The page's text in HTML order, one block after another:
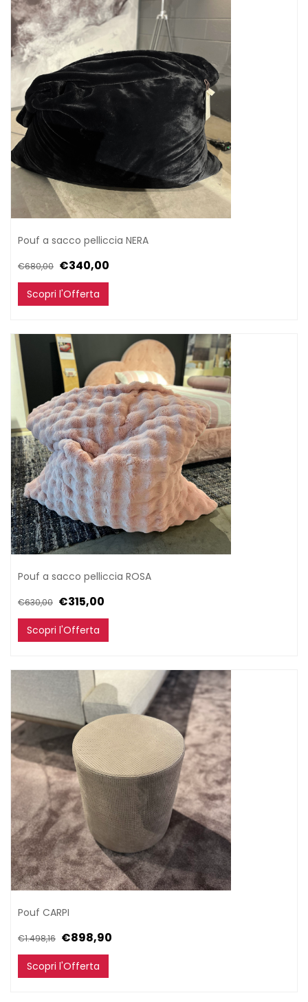
Pouf a sacco pelliccia NERA
€680,00 €340,00
Scopri l'Offerta
Pouf a sacco pelliccia ROSA
€630,00 €315,00
Scopri l'Offerta
Pouf CARPI
€1.498,16 €898,90
Scopri l'Offerta